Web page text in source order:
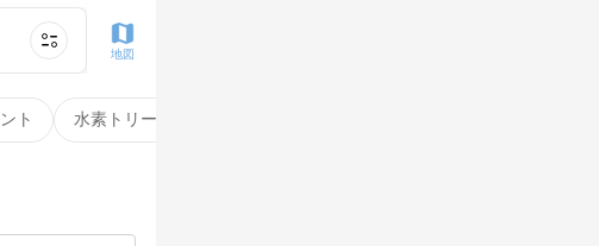
ト 水素トリートメント
地図